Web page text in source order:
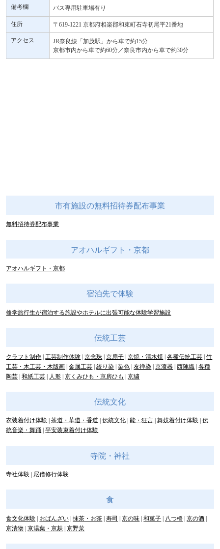
備考欄 バス専用駐車場有り
住所 〒619-1221 京都府相楽郡和束町石寺初尾平21番地
アクセス
JR奈良線「加茂駅」から車で約15分
京都市内から車で約60分／奈良市内から車で約30分
市有施設の無料招待券配布事業
無料招待券配布事業
アオハルギフト・京都
アオハルギフト・京都
宿泊先で体験
修学旅行生が宿泊する施設やホテルに出張可能な体験学習施設
伝統工芸
クラフト制作 工芸制作体験 京念珠 京扇子 京焼・清水焼 各種伝統工芸 竹
工芸・木工芸・木版画 金属工芸 絞り染 染色 友禅染 京漆器 西陣織 各種
陶芸 和紙工芸 人形 京くみひも・京房ひも 京繍
伝統文化
衣装着付け体験 茶道・華道・香道 伝統文化 能・狂言 舞妓着付け体験 伝
統音楽・舞踊 平安装束着付け体験
寺院・神社
寺社体験 尼僧修行体験
食
食文化体験 おばんざい 抹茶・お茶 寿司 京の味 和菓子 八つ橋 京の酒
京漬物
京湯葉・京麸 京野菜